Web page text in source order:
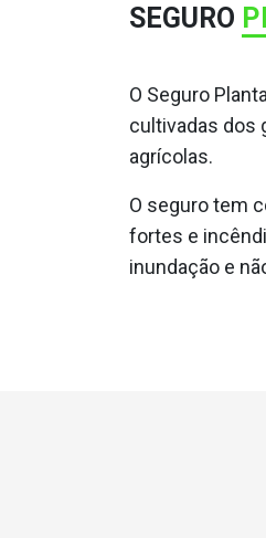
SEGURO
O Seguro
cultivadas dos
agrícolas.
O seguro tem
fortes e
inundação e